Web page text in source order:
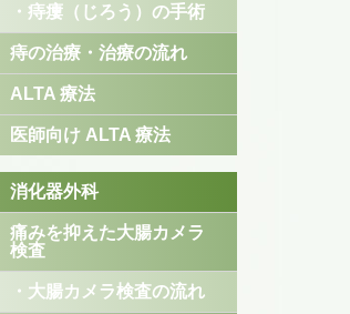
・痔瘻（じろう）の手術
痔の治療・治療の流れ
ALTA 療法
医師向け ALTA 療法
消化器外科
痛みを抑えた大腸カメラ
検査
・大腸カメラ検査の流れ